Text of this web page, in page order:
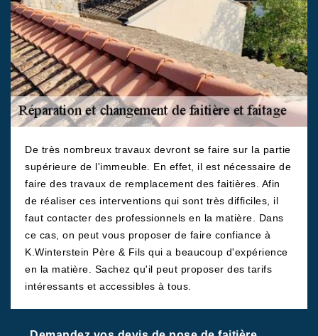
De très nombreux travaux devront se faire sur la partie
supérieure de l'immeuble. En effet, il est nécessaire de
faire des travaux de remplacement des faitières. Afin
de réaliser ces interventions qui sont très difficiles, il
faut contacter des professionnels en la matière. Dans
ce cas, on peut vous proposer de faire confiance à
K.Winterstein Père & Fils qui a beaucoup d'expérience
en la matière. Sachez qu'il peut proposer des tarifs
intéressants et accessibles à tous.